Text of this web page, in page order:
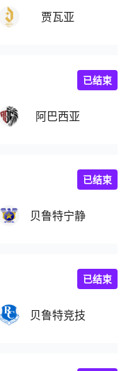
贾瓦亚
阿巴西亚
已结束
贝鲁特宁静
已结束
贝鲁特竞技
已结束